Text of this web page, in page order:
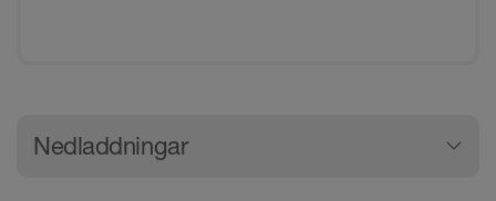
Allmän produktinformation
Nedladdningar